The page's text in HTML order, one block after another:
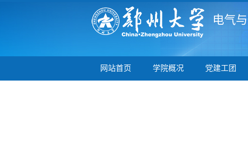
电气
网站首页 学院概况 党建工团